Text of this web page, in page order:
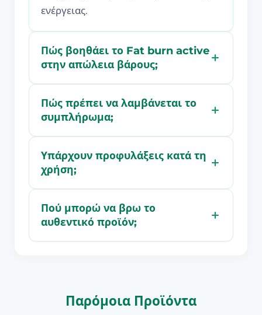
ενέργειας.
Πώς βοηθάει το Fat burn active
στην απώλεια βάρους;
Πώς πρέπει να λαμβάνεται το
συμπλήρωμα;
Υπάρχουν προφυλάξεις κατά τη
χρήση;
Πού μπορώ να βρω το
αυθεντικό προϊόν;
Παρόμοια Προϊόντα